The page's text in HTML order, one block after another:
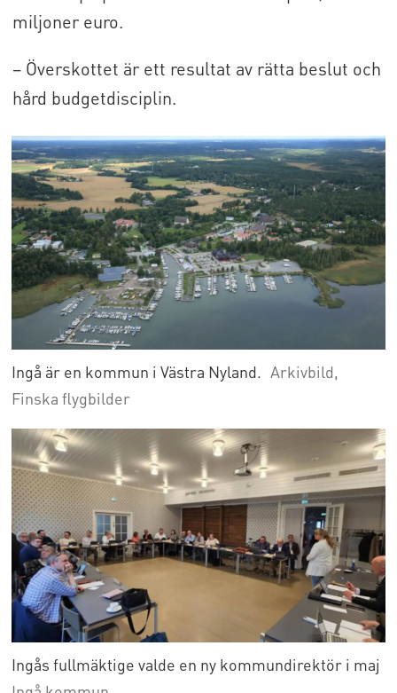
miljoner euro.
– Överskottet är ett resultat av rätta beslut och
hård budgetdisciplin.
Ingå är en kommun i Västra Nyland. Arkivbild,
Finska flygbilder
Ingås fullmäktige valde en ny kommundirektör i maj